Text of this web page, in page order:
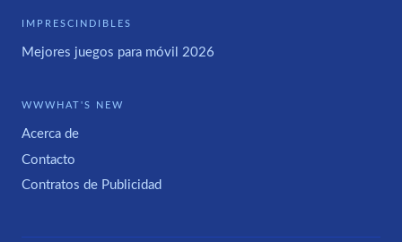
IMPRESCINDIBLES
Mejores juegos para móvil 2026
WWWHAT'S NEW
Acerca de
Contacto
Contratos de Publicidad